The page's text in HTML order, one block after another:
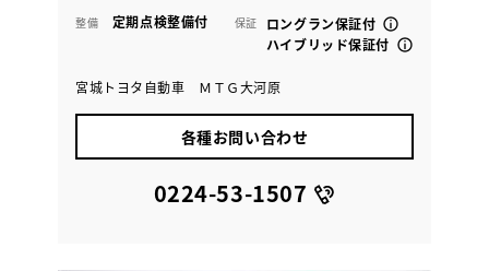
整備 定期点検整備付 保証
ロングラン保証付
ハイブリッド保証付
宮城トヨタ自動車 ＭＴＧ大河原
各種お問い合わせ
0224-53-1507